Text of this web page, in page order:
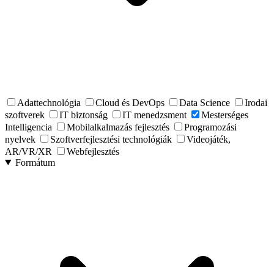
Adattechnológia Cloud és DevOps Data Science
Irodai
szoftverek
IT biztonság IT menedzsment
Mesterséges
Intelligencia
Mobilalkalmazás fejlesztés
Programozási
nyelvek
Szoftverfejlesztési technológiák
Videojáték,
AR/VR/XR
Webfejlesztés
Formátum